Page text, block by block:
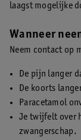
laagst mogelijke
Wanneer
Neem contact op
De pijn langer
De koorts
Paracetamol
Je twijfelt over
zwangerschap.